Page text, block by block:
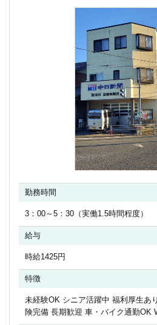
勤務時間
3：00～5：30（実働1.5時間程度）
給与
時給1425円
特徴
未経験OK シニア活躍中 福利厚生あ
険完備 長期歓迎 車・バイク通勤OK